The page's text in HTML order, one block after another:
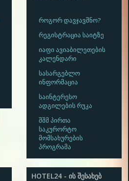
როგორ დავჯავშნო?
რეგისტრაცია საიტზე
იაფი ავიაბილეთების
კალენდარი
სასარგებლო
ინფორმაცია
საინტერესო
ადგილების რუკა
შშმ პირთა
საკურორტო
მომსახურების
პროგრამა
HOTEL24 - ᲘᲡ ᲨᲔᲡᲐᲮᲔᲑ